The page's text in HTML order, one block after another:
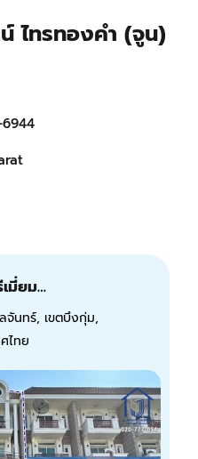
ไทรทองคำ (จูน)
มี่ยม…
นทร์, เขตบึงกุ่ม,
ไทย